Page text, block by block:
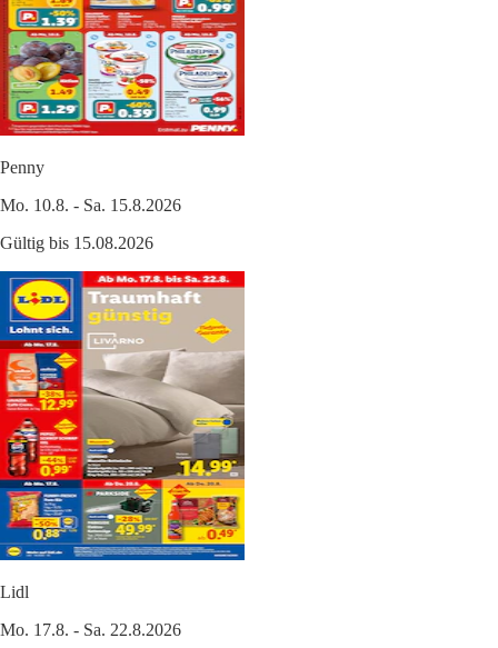
Penny
Mo. 10.8. - Sa. 15.8.2026
Gültig bis 15.08.2026
Lidl
Mo. 17.8. - Sa. 22.8.2026